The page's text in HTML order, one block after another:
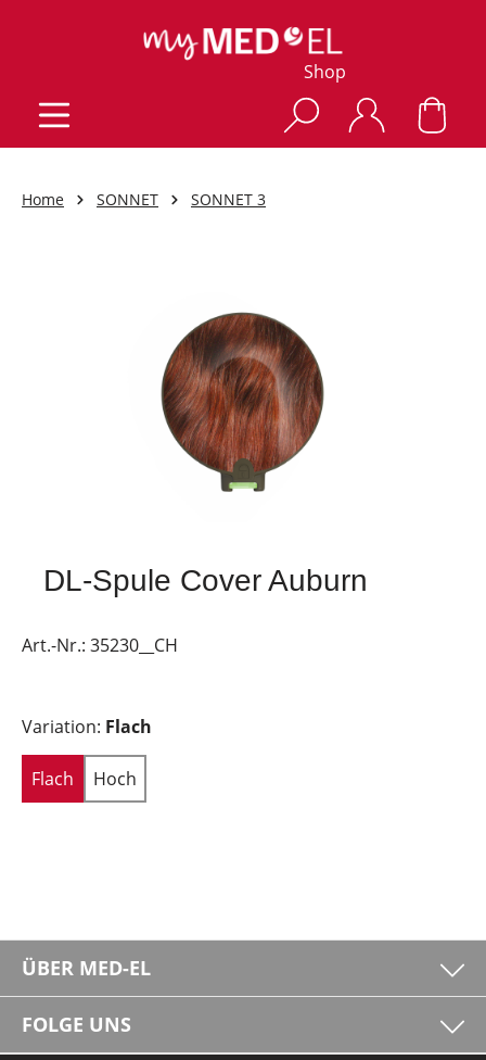
Shop
Home SONNET SONNET 3
DL-Spule Cover Auburn
Art.-Nr.: 35230__CH
Variation: Flach
Flach Hoch
ÜBER MED-EL
FOLGE UNS